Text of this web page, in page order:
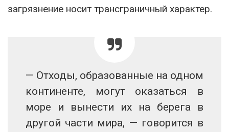
загрязнение носит трансграничный характер.
— Отходы, образованные на одном
континенте, могут оказаться в
море и вынести их на берега в
другой части мира, — говорится в